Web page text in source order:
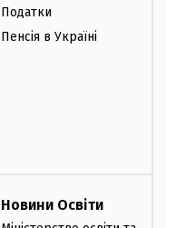
Податки
Пенсія в Україні
Новини Освіти